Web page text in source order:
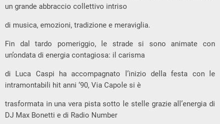
un grande abbraccio collettivo intriso
di musica, emozioni, tradizione e meraviglia.
Fin dal tardo pomeriggio, le strade si sono animate con
un’ondata di energia contagiosa: il carisma
di Luca Caspi ha accompagnato l’inizio della festa con le
intramontabili hit anni ‘90, Via Capole si è
trasformata in una vera pista sotto le stelle grazie all’energia di
DJ Max Bonetti e di Radio Number